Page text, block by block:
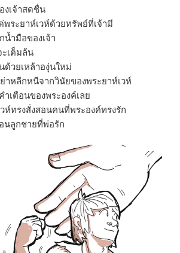
งเจ้าสดชื่น
พระยาห์เวห์ด้วยทรัพย์ที่เจ้ามี
น้ำมือของเจ้า
ะเต็มล้น
ด้วยเหล้าองุ่นใหม่
าหลีกหนีจากวินัยของพระยาห์เวห์
ำเตือนของพระองค์เลย
วห์ทรงสั่งสอนคนที่พระองค์ทรงรัก
นลูกชายที่พ่อรัก